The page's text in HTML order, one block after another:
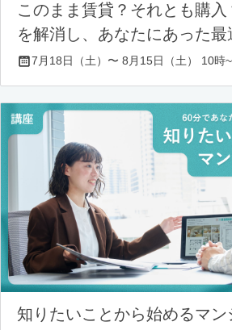
このまま賃貸？それとも購
を解消し、あなたにあった最
7月18日（土）〜 8月15日（土） 10時
知りたいことから始めるマ